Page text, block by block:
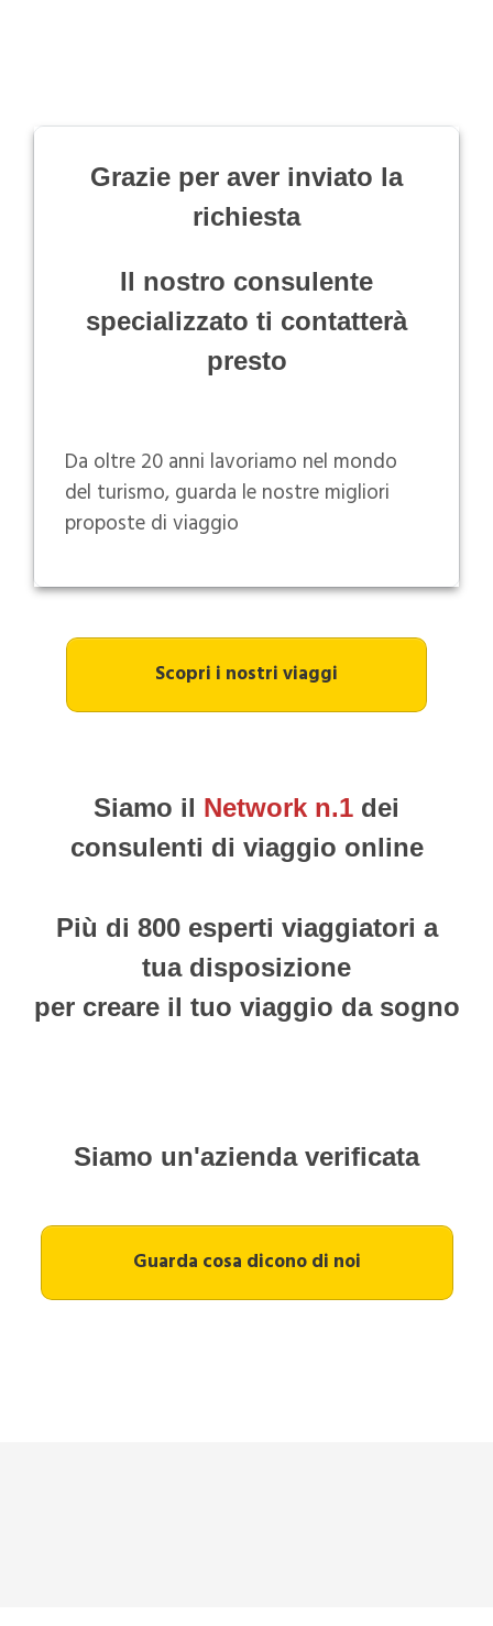
Grazie per aver inviato la
richiesta
Il nostro consulente
specializzato ti contatterà
presto
Da oltre 20 anni lavoriamo nel mondo
del turismo, guarda le nostre migliori
proposte di viaggio
Scopri i nostri viaggi
Siamo il Network n.1 dei
consulenti di viaggio online
Più di 800 esperti viaggiatori a
tua disposizione
per creare il tuo viaggio da sogno
Siamo un'azienda verificata
Guarda cosa dicono di noi